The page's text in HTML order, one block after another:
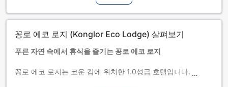
간이침대 사용 가능 여부는 객실별로 다릅니다. 각 객실의 투숙
가능 인원 정보를 확인하시기 바랍니다.
될 수 있습니다.
꽁로 에코 로지 (Konglor Eco Lodge) 살펴보기
푸른 자연 속에서 휴식을 즐기는 꽁로 에코 로지
꽁로 에코 로지는 코운 캄에 위치한 1.0성급 호텔입니다. 이 호